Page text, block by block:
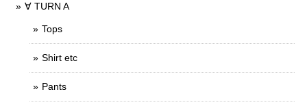
∀ TURN A
Tops
Shirt etc
Pants